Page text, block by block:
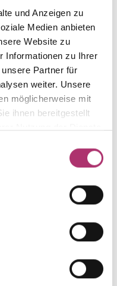
und Anzeigen zu
Medien anbieten
Website zu
Informationen zu Ihrer
Partner für
weiter. Unsere
möglicherweise mit
ihnen bereitgestellt